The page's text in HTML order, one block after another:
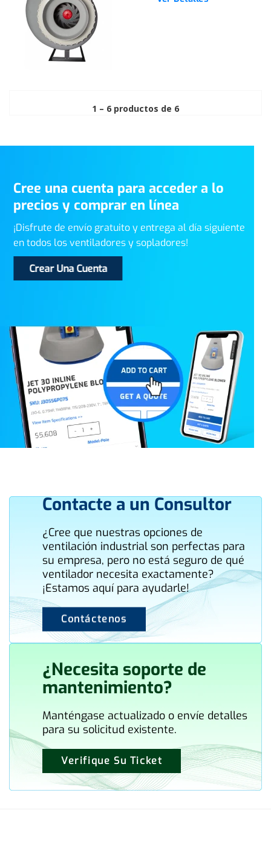
1 – 6 productos de 6
Cree una cuenta para acceder a lo
precios y comprar en línea
¡Disfrute de envío gratuito y entrega al día siguiente
en todos los ventiladores y sopladores!
Crear Una Cuenta
Contacte a un Consultor
¿Cree que nuestras opciones de
ventilación industrial son perfectas para
su empresa, pero no está seguro de qué
ventilador necesita exactamente?
¡Estamos aquí para ayudarle!
Contáctenos
¿Necesita soporte de
mantenimiento?
Manténgase actualizado o envíe detalles
para su solicitud existente.
Verifique Su Ticket